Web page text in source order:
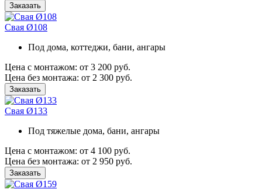
Заказать
Свая Ø108
Под дома, коттеджи, бани, ангары
Цена с монтажом: от 3 200 руб.
Цена без монтажа: от 2 300 руб.
Заказать
Свая Ø133
Под тяжелые дома, бани, ангары
Цена с монтажом: от 4 100 руб.
Цена без монтажа: от 2 950 руб.
Заказать